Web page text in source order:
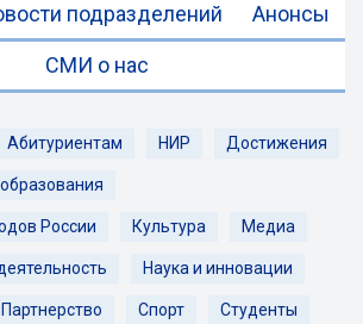
подразделений Анонсы
СМИ о нас
Абитуриентам НИР Достижения
России Культура Медиа
Наука и инновации
Партнерство Спорт Студенты